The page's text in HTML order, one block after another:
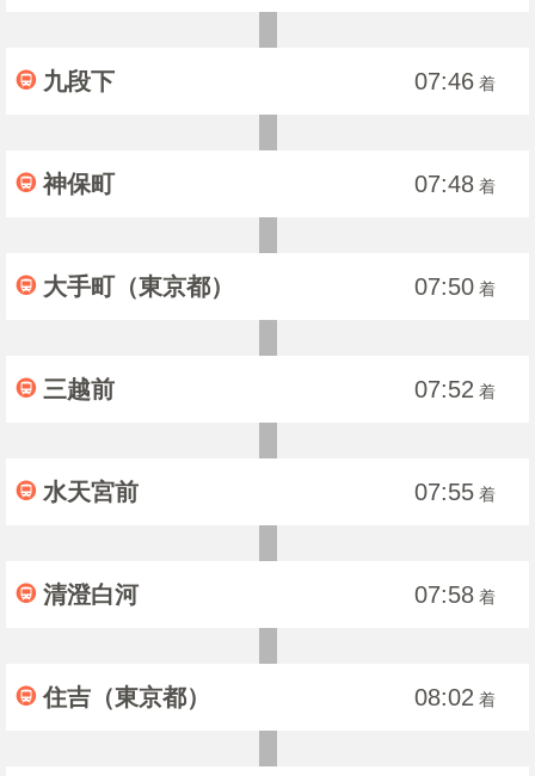
九段下 07:46 着
神保町 07:48 着
大手町（東京都） 07:50 着
三越前 07:52 着
水天宮前 07:55 着
清澄白河 07:58 着
住吉（東京都） 08:02 着